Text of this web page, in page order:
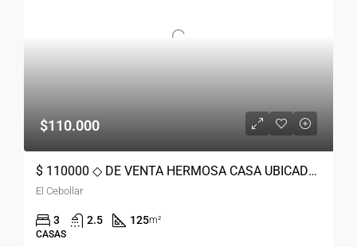
$110.000
$ 110000 ◇ DE VENTA HERMOSA CASA UBICADA EN EL CEBOLLAR CUENCA
El Cebollar
3 2.5 125m²
CASAS